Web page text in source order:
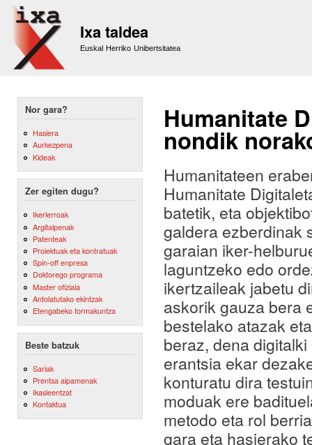
Ixa taldea
Euskal Herriko Unibertsitatea
Nor gara?
Hasiera
Aurkezpena
Kideak
Zer egiten dugu?
Ikerlerroak
Argitalpenak
Patenteak
Proiektuak eta kontratuak
Spin-off enpresa
Doktorego programa
Master ofiziala
Antolatutako ekintzak
Etengabeko formakuntza
Beste batzuk
Sariak
Prentsa aipamenak
Ikasleentzat
Kontaktua
Humanitate
nondik
Humanitateen
Humanitate
batetik, eta
galdera ezberdinak
garaian iker-
laguntzeko edo
ikertzaileak jabetu
askorik gauza bera
bestelako atazak
beraz, dena
erantsia ekar
konturatu dira
moduak ere
metodo eta rol
gara eta hasierako